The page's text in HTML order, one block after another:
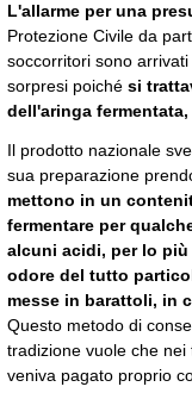
L'allarme per una
Protezione Civile da
soccorritori sono
sorpresi poiché si
dell'aringa
Il prodotto nazionale
sua preparazione
mettono in un
fermentare per
alcuni acidi, per lo
odore del tutto
messe in barattoli, in
Questo metodo di
tradizione vuole che
veniva pagato proprio